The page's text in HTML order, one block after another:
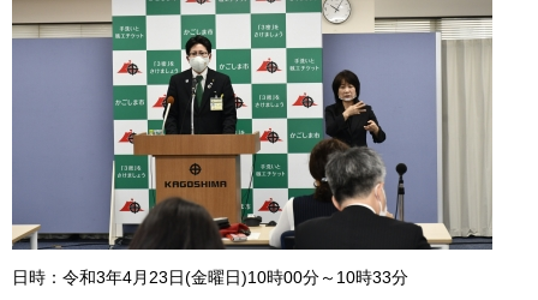
日時：令和3年4月23日(金曜日)10時00分～10時33分